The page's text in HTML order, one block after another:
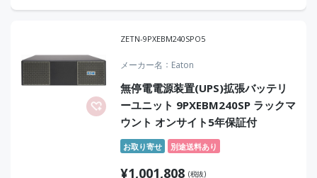
ZETN-9PXEBM240SPO5
メーカー名 Eaton
無停電電源装置(UPS)拡張バッテリ
ーユニット 9PXEBM240SP ラックマ
ウント オンサイト5年保証付
お取り寄せ 別途送料あり
¥1,001,808 (税抜)